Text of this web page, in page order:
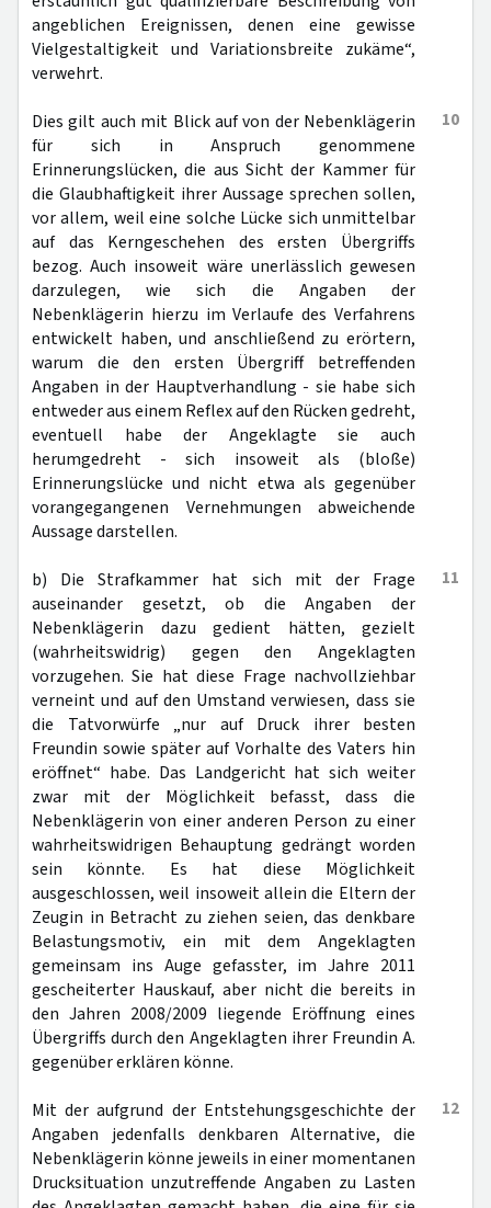
angeblichen Ereignissen, denen eine gewisse
Vielgestaltigkeit und Variationsbreite zukäme“,
verwehrt.
10
Dies gilt auch mit Blick auf von der Nebenklägerin
für sich in Anspruch genommene
Erinnerungslücken, die aus Sicht der Kammer für
die Glaubhaftigkeit ihrer Aussage sprechen sollen,
vor allem, weil eine solche Lücke sich unmittelbar
auf das Kerngeschehen des ersten Übergriffs
bezog. Auch insoweit wäre unerlässlich gewesen
darzulegen, wie sich die Angaben der
Nebenklägerin hierzu im Verlaufe des Verfahrens
entwickelt haben, und anschließend zu erörtern,
warum die den ersten Übergriff betreffenden
Angaben in der Hauptverhandlung - sie habe sich
entweder aus einem Reflex auf den Rücken gedreht,
eventuell habe der Angeklagte sie auch
herumgedreht - sich insoweit als (bloße)
Erinnerungslücke und nicht etwa als gegenüber
vorangegangenen Vernehmungen abweichende
Aussage darstellen.
11
b) Die Strafkammer hat sich mit der Frage
auseinander gesetzt, ob die Angaben der
Nebenklägerin dazu gedient hätten, gezielt
(wahrheitswidrig) gegen den Angeklagten
vorzugehen. Sie hat diese Frage nachvollziehbar
verneint und auf den Umstand verwiesen, dass sie
die Tatvorwürfe „nur auf Druck ihrer besten
Freundin sowie später auf Vorhalte des Vaters hin
eröffnet“ habe. Das Landgericht hat sich weiter
zwar mit der Möglichkeit befasst, dass die
Nebenklägerin von einer anderen Person zu einer
wahrheitswidrigen Behauptung gedrängt worden
sein könnte. Es hat diese Möglichkeit
ausgeschlossen, weil insoweit allein die Eltern der
Zeugin in Betracht zu ziehen seien, das denkbare
Belastungsmotiv, ein mit dem Angeklagten
gemeinsam ins Auge gefasster, im Jahre 2011
gescheiterter Hauskauf, aber nicht die bereits in
den Jahren 2008/2009 liegende Eröffnung eines
Übergriffs durch den Angeklagten ihrer Freundin A.
gegenüber erklären könne.
12
Mit der aufgrund der Entstehungsgeschichte der
Angaben jedenfalls denkbaren Alternative, die
Nebenklägerin könne jeweils in einer momentanen
Drucksituation unzutreffende Angaben zu Lasten